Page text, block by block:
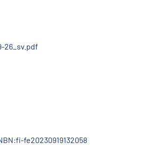
26_sv.pdf
fe20230919132058